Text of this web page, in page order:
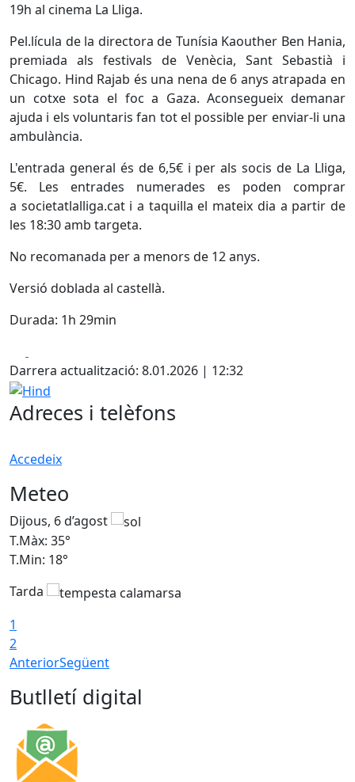
19h al cinema La Lliga.
Pel.lícula de la directora de Tunísia Kaouther Ben Hania,
premiada als festivals de Venècia, Sant Sebastià i
Chicago. Hind Rajab és una nena de 6 anys atrapada en
un cotxe sota el foc a Gaza. Aconsegueix demanar
ajuda i els voluntaris fan tot el possible per enviar-li una
ambulància.
L'entrada general és de 6,5€ i per als socis de La Lliga,
5€. Les entrades numerades es poden comprar
a societatlalliga.cat i a taquilla el mateix dia a partir de
les 18:30 amb targeta.
No recomanada per a menors de 12 anys.
Versió doblada al castellà.
Durada: 1h 29min
Darrera actualització: 8.01.2026 | 12:32
Hind
Adreces i telèfons
Accedeix
Meteo
Dijous, 6 d’agost
T.Màx: 35°
T.Min: 18°
Tarda
1
2
AnteriorSegüent
Butlletí digital